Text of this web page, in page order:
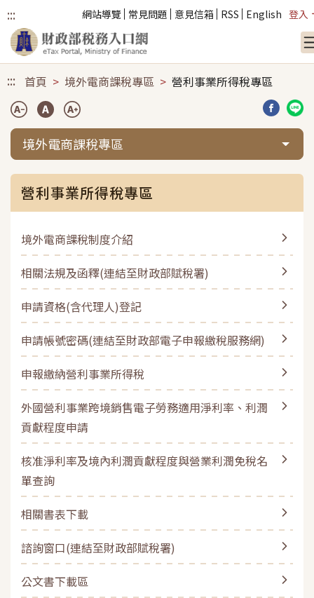
::: 網站導覽 常見問題 意見信箱 RSS English 登入
::: 首頁 境外電商課稅專區 營利事業所得稅專區
分享到
分
境外電商課稅專區
營利事業所得稅專區
境外電商課稅制度介紹
相關法規及函釋(連結至財政部賦稅署)
申請資格(含代理人)登記
申請帳號密碼(連結至財政部電子申報繳稅服務網)
申報繳納營利事業所得稅
外國營利事業跨境銷售電子勞務適用淨利率、利潤
貢獻程度申請
核准淨利率及境內利潤貢獻程度與營業利潤免稅名
單查詢
相關書表下載
諮詢窗口(連結至財政部賦稅署)
公文書下載區